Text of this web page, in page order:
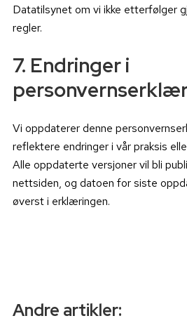
Datatilsynet om vi ikke etterfølger
regler.
7. Endringer i
Vi oppdaterer denne
reflektere endringer i vår praksis
Alle oppdaterte versjoner vil bli
nettsiden, og datoen for siste
øverst i erklæringen.
Andre artikler: